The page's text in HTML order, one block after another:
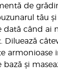
de
tău
dată când ai
Diluează
armonioase
și